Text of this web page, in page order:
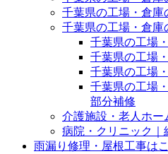
千葉県の工場・倉庫
千葉県の工場・倉庫
千葉県の工場
千葉県の工場
千葉県の工場
千葉県の工場
部分補修
介護施設・老人ホー
病院・クリニック｜
雨漏り修理・屋根工事は